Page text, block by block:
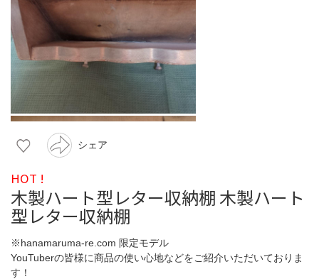
シェア
HOT !
木製ハート型レター収納棚 木製ハート
型レター収納棚
※hanamaruma-re.com 限定モデル
YouTuberの皆様に商品の使い心地などをご紹介いただいておりま
す！